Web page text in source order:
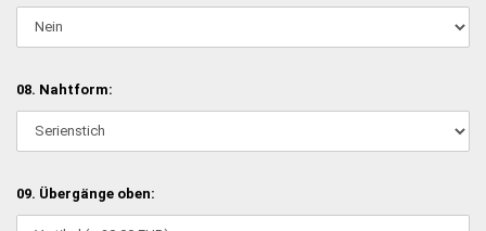
08. Nahtform:
09. Übergänge oben: